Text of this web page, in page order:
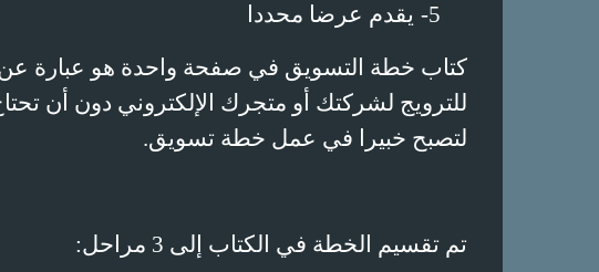
5-
يقدم عرضا محددا
كتاب خطة التسويق في صفحة واحدة هو عبارة
للترويج لشركتك أو متجرك الإلكتروني دون أن
لتصبح خبيرا في عمل خطة تسويق.
تم تقسيم الخطة في الكتاب إلى 3 مراحل: